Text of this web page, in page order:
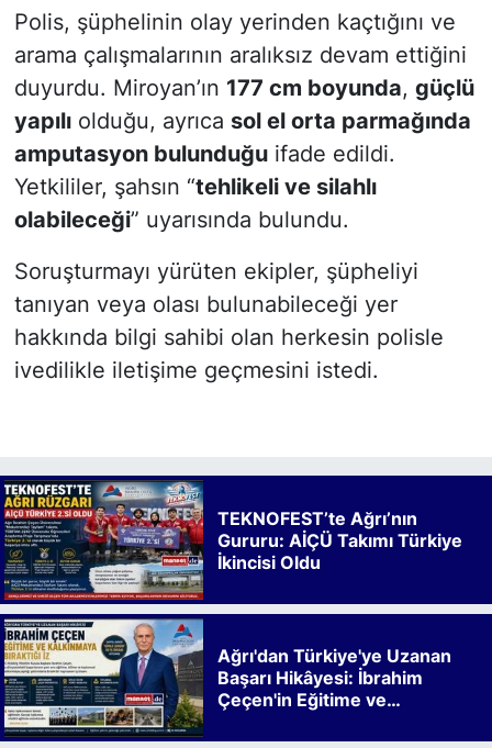
Polis, şüphelinin olay yerinden kaçtığını ve
arama çalışmalarının aralıksız devam ettiğini
duyurdu. Miroyan’ın 177 cm boyunda, güçlü
yapılıolduğu, ayrıca sol el orta parmağında
amputasyon bulunduğuifade edildi.
Yetkililer, şahsın “tehlikeli ve silahlı
olabileceği” uyarısında bulundu.
Soruşturmayı yürüten ekipler, şüpheliyi
tanıyan veya olası bulunabileceği yer
hakkında bilgi sahibi olan herkesin polisle
ivedilikle iletişime geçmesini istedi.
TEKNOFEST’te Ağrı’nın
Gururu: AİÇÜ Takımı Türkiye
İkincisi Oldu
Ağrı'dan Türkiye'ye Uzanan
Başarı Hikâyesi: İbrahim
Çeçen'in Eğitime ve